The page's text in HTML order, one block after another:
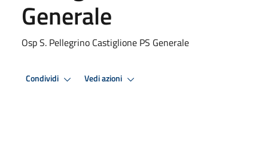
Generale
Osp S. Pellegrino Castiglione PS Generale
Condividi Vedi azioni